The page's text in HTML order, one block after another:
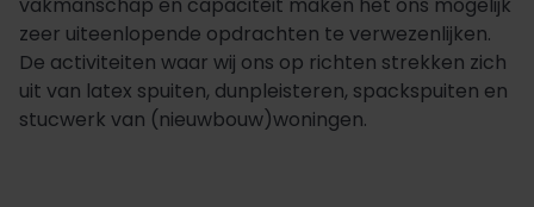
zeer uiteenlopende opdrachten te verwezenlijken.
De activiteiten waar wij ons op richten strekken zich
uit van latex spuiten, dunpleisteren, spackspuiten en
stucwerk van (nieuwbouw)woningen.